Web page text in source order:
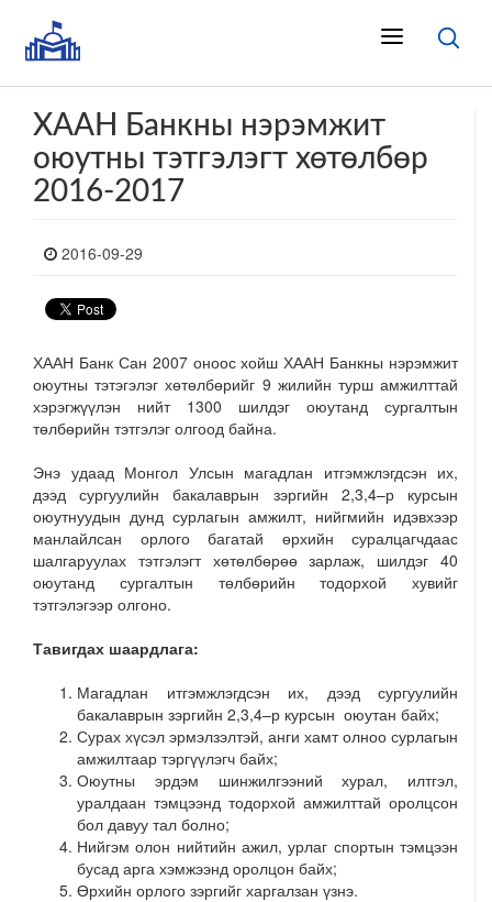
ХААН Банкны нэрэмжит
оюутны тэтгэлэгт хөтөлбөр
2016-2017
2016-09-29
ХААН Банк Сан 2007 оноос хойш ХААН Банкны нэрэмжит
оюутны тэтэгэлэг хөтөлбөрийг 9 жилийн турш амжилттай
хэрэгжүүлэн нийт 1300 шилдэг оюутанд сургалтын
төлбөрийн тэтгэлэг олгоод байна.
Энэ удаад Монгол Улсын магадлан итгэмжлэгдсэн их,
дээд сургуулийн бакалаврын зэргийн 2,3,4–р курсын
оюутнуудын дунд сурлагын амжилт, нийгмийн идэвхээр
манлайлсан орлого багатай өрхийн суралцагчдаас
шалгаруулах тэтгэлэгт хөтөлбөрөө зарлаж, шилдэг 40
оюутанд сургалтын төлбөрийн тодорхой хувийг
тэтгэлэгээр олгоно.
Тавигдах шаардлага:
Магадлан итгэмжлэгдсэн их, дээд сургуулийн
бакалаврын зэргийн 2,3,4–р курсын оюутан байх;
Сурах хүсэл эрмэлзэлтэй, анги хамт олноо сурлагын
амжилтаар тэргүүлэгч байх;
Оюутны эрдэм шинжилгээний хурал, илтгэл,
уралдаан тэмцээнд тодорхой амжилттай оролцсон
бол давуу тал болно;
Нийгэм олон нийтийн ажил, урлаг спортын тэмцээн
бусад арга хэмжээнд оролцон байх;
Өрхийн орлого зэргийг харгалзан үзнэ.